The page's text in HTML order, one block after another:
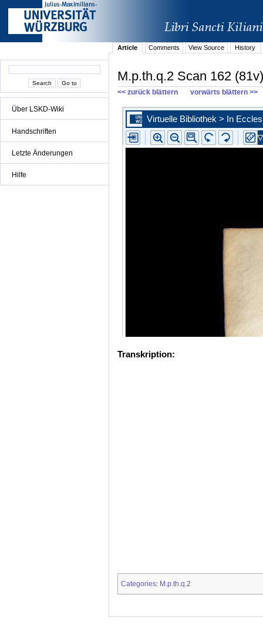
Über LSKD-Wiki
Handschriften
Letzte Änderungen
Hilfe
Article Comments View Source History
M.p.th.q.2 Scan 162 (81v)
<< zurück blättern vorwärts blättern >>
Transkription:
Categories: M.p.th.q.2